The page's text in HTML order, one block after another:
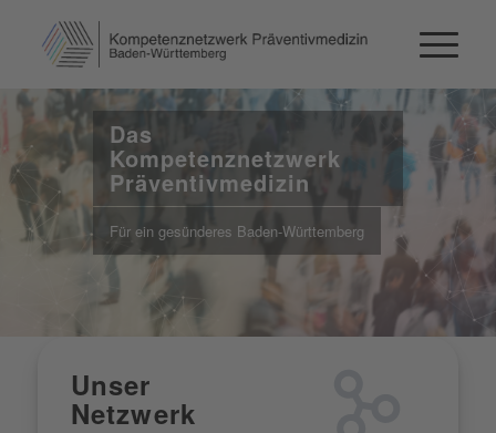
Das
Kompetenznetzwerk
Präventivmedizin
Für ein gesünderes Baden-Württemberg
Unser
Netzwerk